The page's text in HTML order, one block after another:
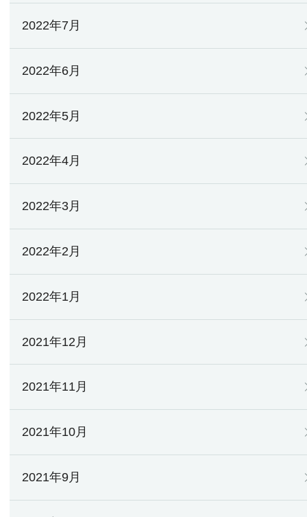
2022年7月
2022年6月
2022年5月
2022年4月
2022年3月
2022年2月
2022年1月
2021年12月
2021年11月
2021年10月
2021年9月